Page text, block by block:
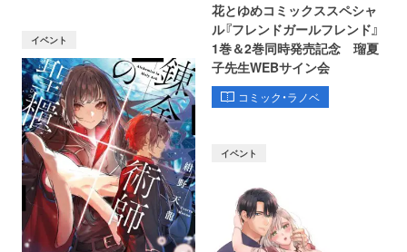
花とゆめコミックススペシャ
ル『フレンドガールフレンド』
1巻＆2巻同時発売記念 瑠夏
子先生WEBサイン会
コミック・ラノベ
イベント
イベント